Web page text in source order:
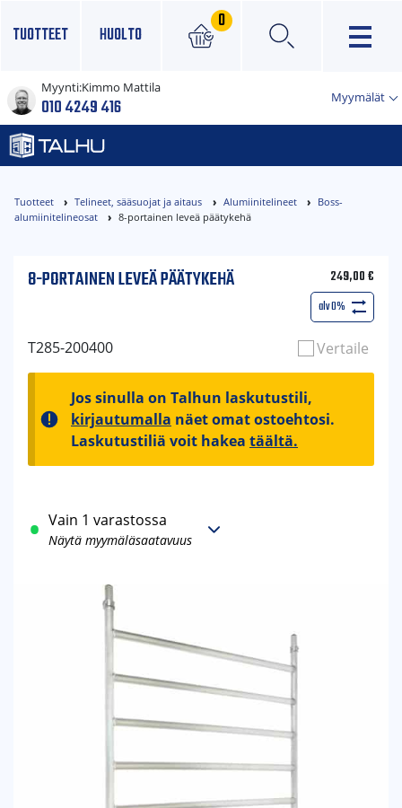
TUOTTEET HUOLTO
0
×
Myynti:Kimmo Mattila
010 4249 416 Myymälät
Tuotteet Telineet, sääsuojat ja aitaus Alumiinitelineet
Boss-
alumiinitelineosat
8-portainen leveä päätykehä
8-PORTAINEN LEVEÄ PÄÄTYKEHÄ 249,00€
alv 0%
T285-200400 Vertaile
Jos sinulla on Talhun laskutustili,
kirjautumalla näet omat ostoehtosi.
Laskutustiliä voit hakea täältä.
Vain 1 varastossa
Näytä myymäläsaatavuus